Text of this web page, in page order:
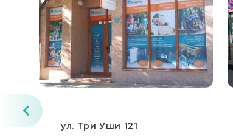
ул. Три Уши 121